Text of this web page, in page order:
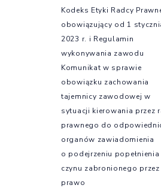
Kodeks Etyki Radcy
obowiązujący od 1
2023 r. i Regulamin
wykonywania zawodu
Komunikat w sprawie
obowiązku zachowania
tajemnicy zawodowej w
sytuacji kierowania przez
prawnego do
organów zawiadomienia
o podejrzeniu popełnienia
czynu zabronionego przez
prawo